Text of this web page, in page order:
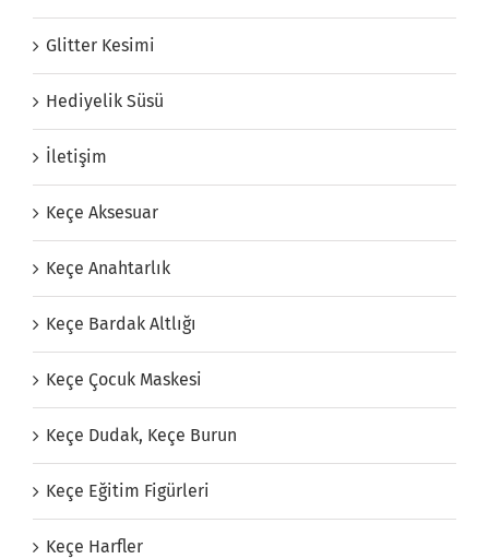
Glitter Kesimi
Hediyelik Süsü
İletişim
Keçe Aksesuar
Keçe Anahtarlık
Keçe Bardak Altlığı
Keçe Çocuk Maskesi
Keçe Dudak, Keçe Burun
Keçe Eğitim Figürleri
Keçe Harfler